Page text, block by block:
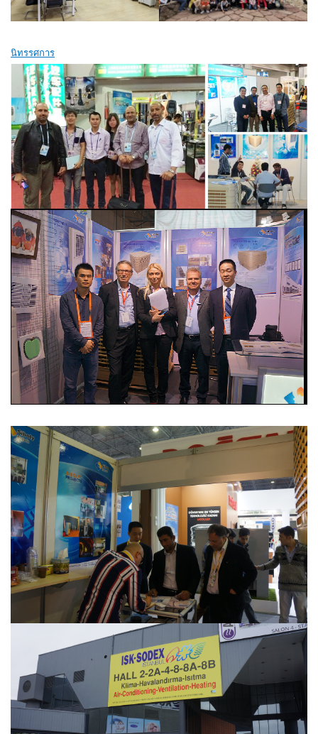
นิทรรศการ